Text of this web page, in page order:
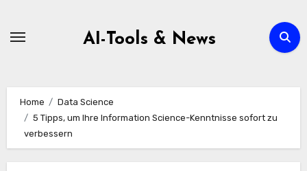
AI-Tools & News
Home
Data Science
5 Tipps, um Ihre Information Science-Kenntnisse sofort zu
verbessern